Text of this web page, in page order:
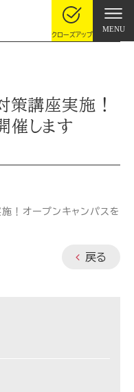
クローズアップ
MENU
講座実施！
催します
！オープンキャンパスを
戻る